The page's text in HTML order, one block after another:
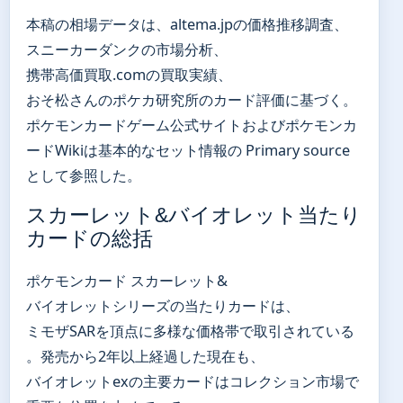
本稿の相場データは、altema.jpの価格推移調査、
スニーカーダンクの市場分析、
携帯高価買取.comの買取実績、
おそ松さんのポケカ研究所のカード評価に基づく。
ポケモンカードゲーム公式サイトおよびポケモンカ
ードWikiは基本的なセット情報の Primary source
として参照した。
スカーレット&バイオレット当たり
カードの総括
ポケモンカード スカーレット&
バイオレットシリーズの当たりカードは、
ミモザSARを頂点に多様な価格帯で取引されている
。発売から2年以上経過した現在も、
バイオレットexの主要カードはコレクション市場で